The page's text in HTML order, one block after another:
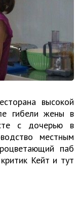
высокой
гибели жены в
с дочерью в
местным
паб
Кейт и тут